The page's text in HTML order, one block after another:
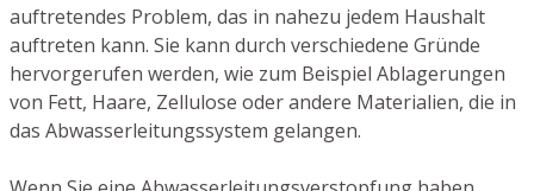
auftretendes Problem, das in nahezu jedem Haushalt
auftreten kann. Sie kann durch verschiedene Gründe
hervorgerufen werden, wie zum Beispiel Ablagerungen
von Fett, Haare, Zellulose oder andere Materialien, die in
das Abwasserleitungssystem gelangen.